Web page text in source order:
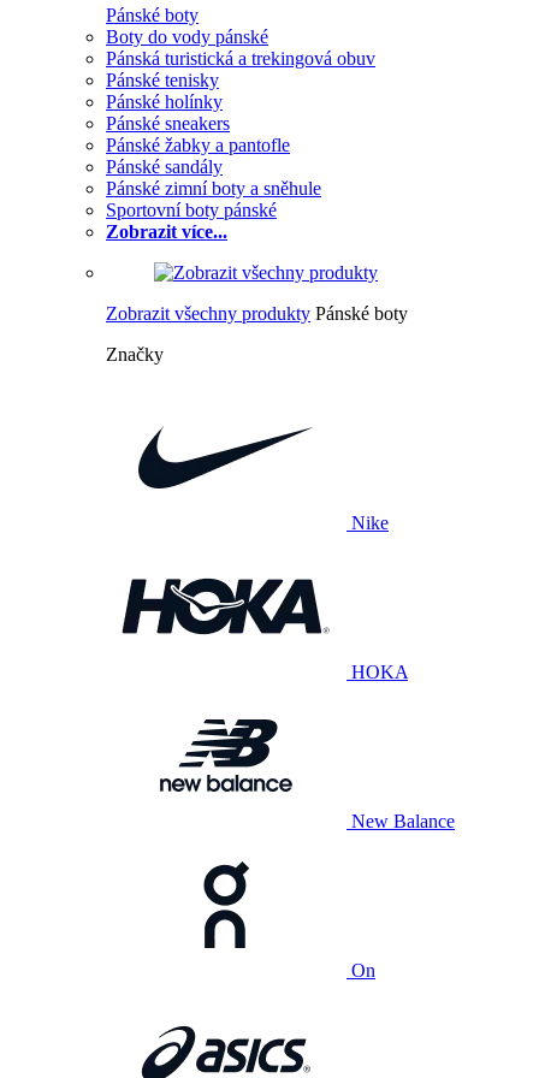
Pánské boty
Boty do vody pánské
Pánská turistická a trekingová obuv
Pánské tenisky
Pánské holínky
Pánské sneakers
Pánské žabky a pantofle
Pánské sandály
Pánské zimní boty a sněhule
Sportovní boty pánské
Zobrazit více...
Zobrazit všechny produkty Pánské boty
Značky
Nike
HOKA
New Balance
On